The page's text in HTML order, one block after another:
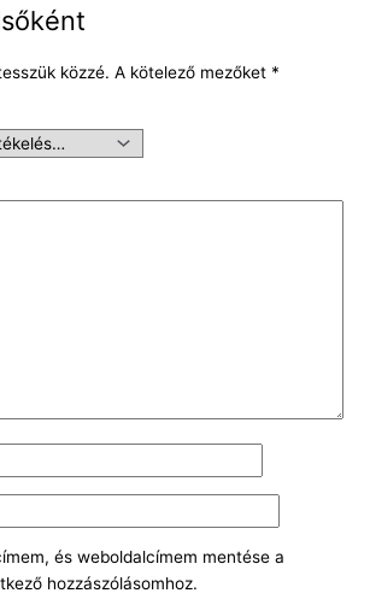
közzé. A kötelező mezőket *
és weboldalcímem mentése a
hozzászólásomhoz.